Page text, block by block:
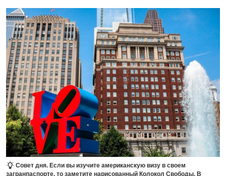
Совет дня. Если вы изучите американскую визу в своем
загранпаспорте, то заметите нарисованный Колокол Свободы. В